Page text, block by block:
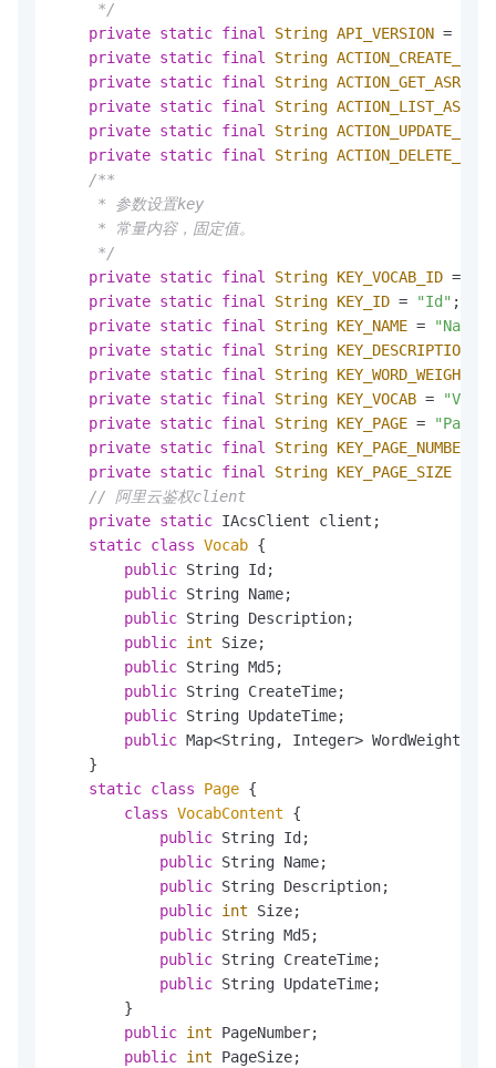
     */
private static final String API_VERSION =
private static final String ACTION_CREATE_ASR
private static final String
private static final String
private static final String
private static final String
/**
     * 参数设置key
     * 常量内容，固定值。
     */
private static final String KEY_VOCAB_ID =
private static final String KEY_ID = "Id" ;
private static final String KEY_NAME = "Name"
private static final String KEY_DESCRIPTION
private static final String KEY_WORD_WEIGHTS
private static final String KEY_VOCAB =
private static final String KEY_PAGE = "Page"
private static final String KEY_PAGE_NUMBER
private static final String KEY_PAGE_SIZE
// 阿里云鉴权client
private static IAcsClient client;
static class Vocab {
public String Id;
public String Name;
public String Description;
public int Size;
public String Md5;
public String CreateTime;
public String UpdateTime;
public Map<String, Integer> WordWeights =
    }
static class Page {
class VocabContent {
public String Id;
public String Name;
public String Description;
public int Size;
public String Md5;
public String CreateTime;
public String UpdateTime;
        }
public int PageNumber;
public int PageSize;